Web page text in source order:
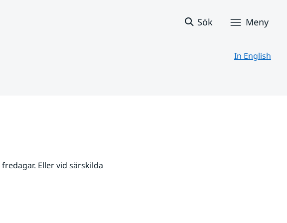
Sök Meny
In English
Eller vid särskilda